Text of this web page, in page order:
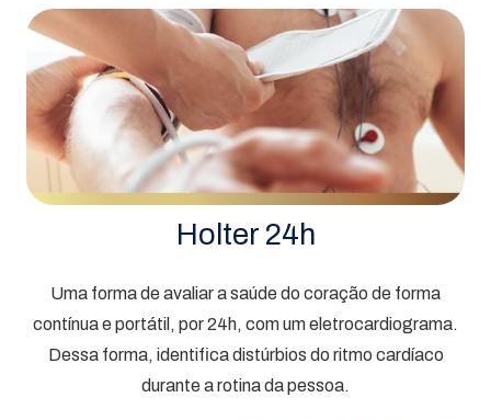
Holter 24h
Uma forma de avaliar a saúde do coração de forma
contínua e portátil, por 24h, com um eletrocardiograma.
Dessa forma, identifica distúrbios do ritmo cardíaco
durante a rotina da pessoa.